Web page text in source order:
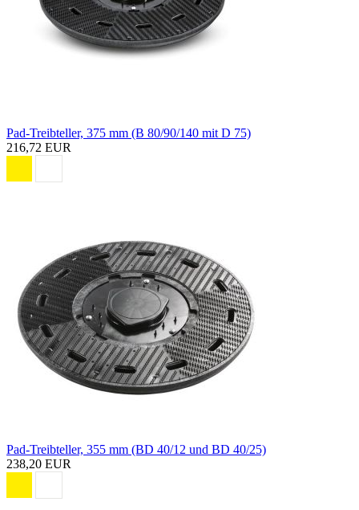
Pad-Treibteller, 375 mm (B 80/90/140 mit D 75)
216,72 EUR
Pad-Treibteller, 355 mm (BD 40/12 und BD 40/25)
238,20 EUR